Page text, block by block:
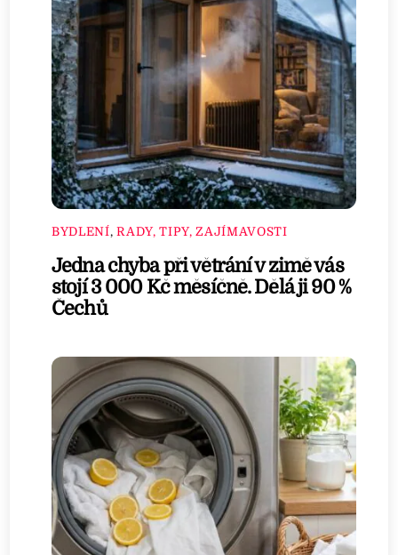
BYDLENÍ,RADY, TIPY, ZAJÍMAVOSTI
Jedna chyba při větrání v zimě vás
stojí 3 000 Kč měsíčně. Dělá ji 90 %
Čechů